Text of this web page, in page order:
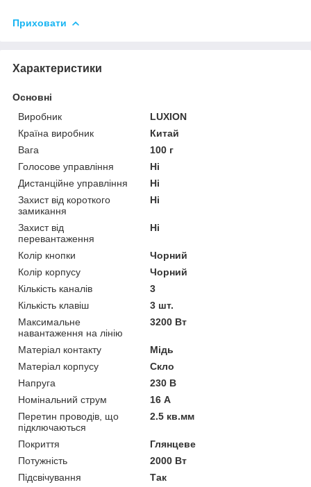
Приховати
Характеристики
Основні
Виробник
LUXION
Країна виробник
Китай
Вага
100 г
Голосове управління
Ні
Дистанційне управління
Ні
Захист від короткого
замикання
Ні
Захист від
перевантаження
Ні
Колір кнопки
Чорний
Колір корпусу
Чорний
Кількість каналів
3
Кількість клавіш
3 шт.
Максимальне
навантаження на лінію
3200 Вт
Матеріал контакту
Мідь
Матеріал корпусу
Скло
Напруга
230 В
Номінальний струм
16 А
Перетин проводів, що
підключаються
2.5 кв.мм
Покриття
Глянцеве
Потужність
2000 Вт
Підсвічування
Так